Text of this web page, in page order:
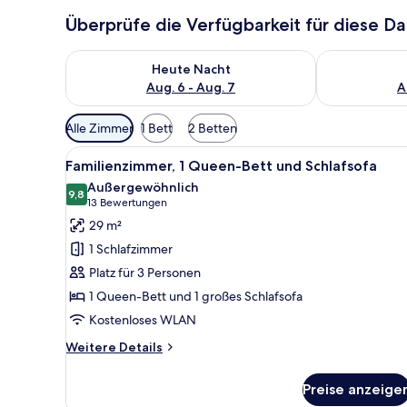
Überprüfe die Verfügbarkeit für diese
Heute Nacht
Aug. 6 - Aug. 7
Überprüfe die Verfügbarkeit für heute Nacht, Aug. 6
Überprüfe
Verfügbare
Filter
für
Zimmer
Alle Zimmer 1 Bett 2 Betten
Alle
Fotos
für
Familienzimmer,
1 Queen-
Bett
und
Schlafsofa
anzeigen
Ein modernes Hotelzimmer
5
Familienzimmer, 1 Queen-Bett und Schlafsofa
9,89,8 von 10
Außergewöhnlich
13 Bewertungen
(13
Bewertungen)
29 m²
1 Schlafzimmer
Platz für 3 Personen
1 Queen-Bett und 1 großes Schlafsofa
Kostenloses WLAN
Weitere Details
Weitere
Preise